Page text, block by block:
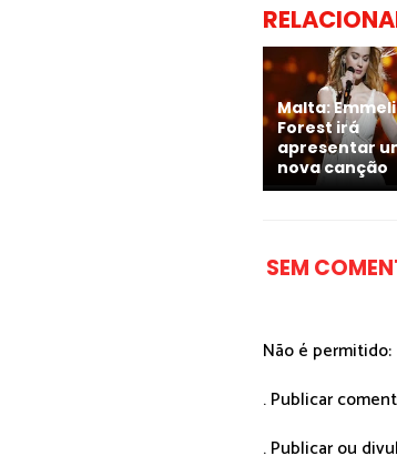
Malta:
Forest irá
apresentar
nova canção
SEM
Não é permitido:
. Publicar
. Publicar ou